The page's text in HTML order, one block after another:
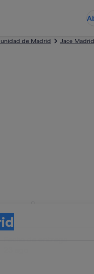
de Madrid Jace Madrid
Jace